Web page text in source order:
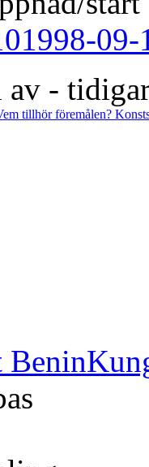
1998-09-
-
tillhör föremålen?
Benin